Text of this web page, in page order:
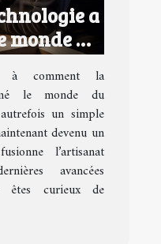
a
du
à comment la
le monde du
un simple
devenu un
l’artisanat
avancées
êtes curieux de